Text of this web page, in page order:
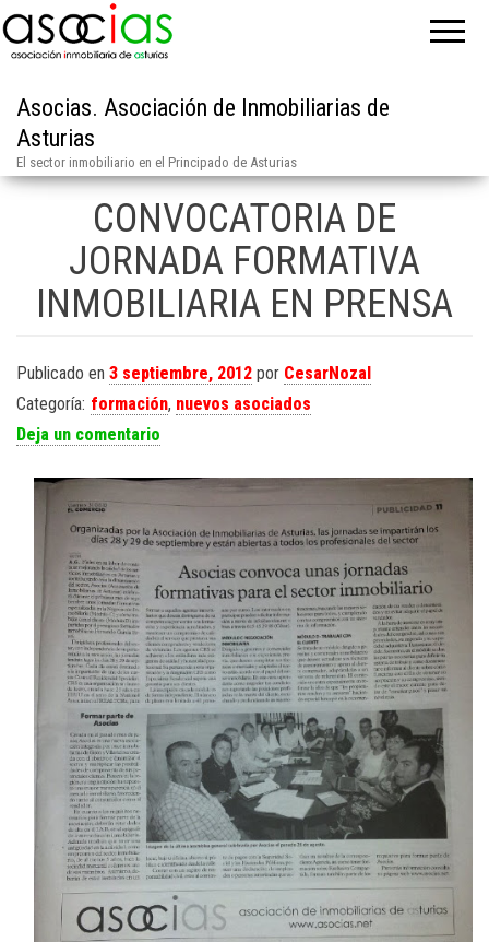
Asocias. Asociación de Inmobiliarias de
Asturias
El sector inmobiliario en el Principado de Asturias
CONVOCATORIA DE
JORNADA FORMATIVA
INMOBILIARIA EN PRENSA
Publicado en 3 septiembre, 2012 por CesarNozal
Categoría: formación, nuevos asociados
Deja un comentario